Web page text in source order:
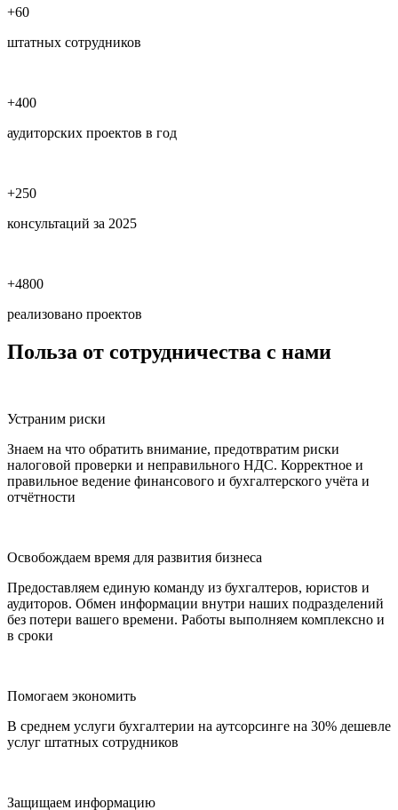
+60
штатных сотрудников
+400
аудиторских проектов в год
+250
консультаций за 2025
+4800
реализовано проектов
Польза от сотрудничества с нами
Устраним риски
Знаем на что обратить внимание, предотвратим риски
налоговой проверки и неправильного НДС. Корректное и
правильное ведение финансового и бухгалтерского учёта и
отчётности
Освобождаем время для развития бизнеса
Предоставляем единую команду из бухгалтеров, юристов и
аудиторов. Обмен информации внутри наших подразделений
без потери вашего времени. Работы выполняем комплексно и
в сроки
Помогаем экономить
В среднем услуги бухгалтерии на аутсорсинге на 30% дешевле
услуг штатных сотрудников
Защищаем информацию